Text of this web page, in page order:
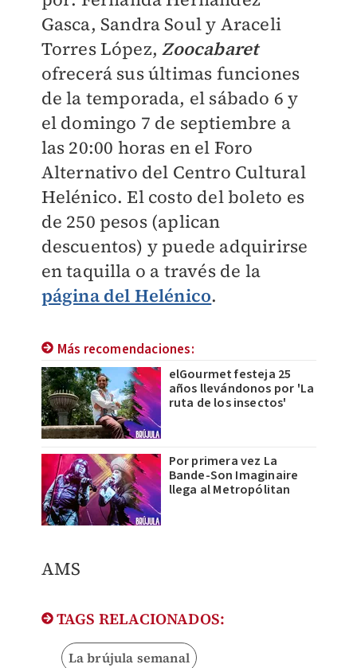
Gasca, Sandra Soul y Araceli
Torres López,Zoocabaret
ofrecerá sus últimas funciones
de la temporada, el sábado 6 y
el domingo 7 de septiembre a
las 20:00 horas en el Foro
Alternativo del Centro Cultural
Helénico. El costo del boleto es
de 250 pesos (aplican
descuentos) y puede adquirirse
en taquilla o a través de la
página del Helénico.
Más recomendaciones:
elGourmet festeja 25
años llevándonos por 'La
ruta de los insectos'
Por primera vez La
Bande-Son Imaginaire
llega al Metropólitan
AMS
TAGS RELACIONADOS:
La brújula semanal